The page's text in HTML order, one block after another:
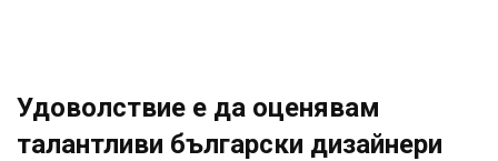
Удоволствие е да оценявам
талантливи български дизайнери